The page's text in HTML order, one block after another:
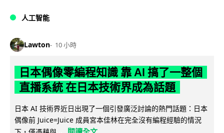
人工智能
Lawton 10 小時
日本偶像零編程知識 靠 AI 搞了一整個
直播系統 在日本技術界成為話題
日本 AI 技術界近日出現了一個引發廣泛討論的熱門話題：日本
偶像前 Juice=Juice 成員宮本佳林在完全沒有編程經驗的情況